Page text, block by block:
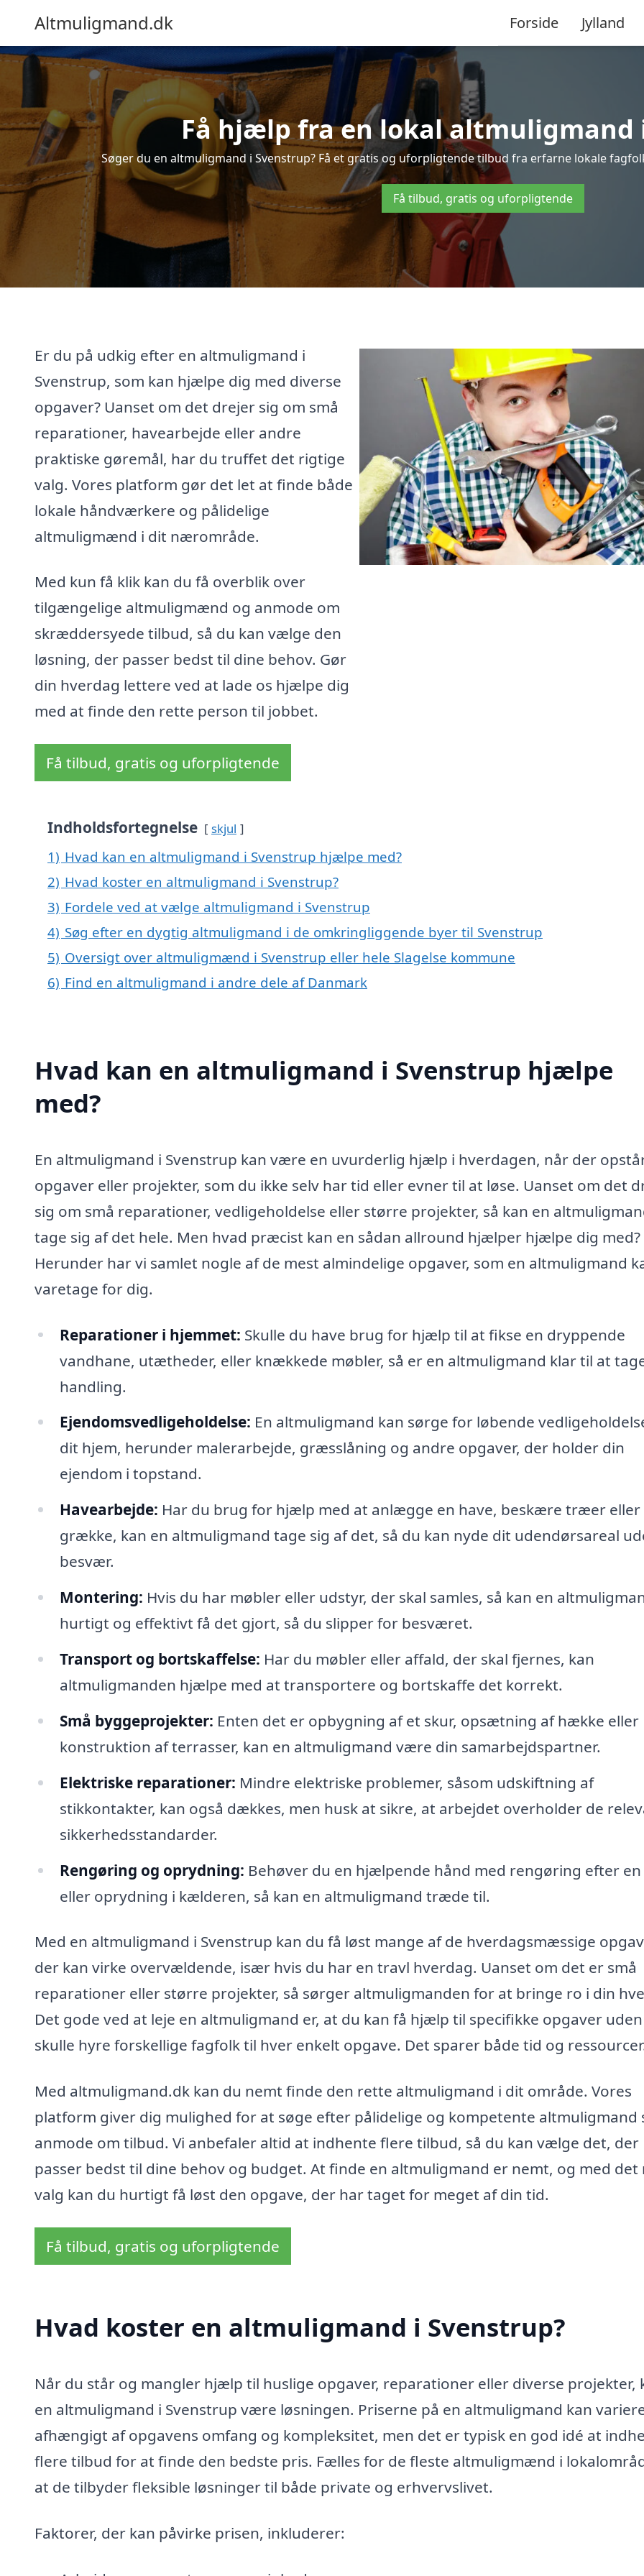
Altmuligmand.dk Forside Jylland
Få hjælp fra en lokal altmuligmand
Søger du en altmuligmand i Svenstrup? Få et gratis og uforpligtende tilbud fra erfarne lokale
Få tilbud, gratis og uforpligtende
Er du på udkig efter en altmuligmand i
Svenstrup, som kan hjælpe dig med diverse
opgaver? Uanset om det drejer sig om små
reparationer, havearbejde eller andre
praktiske gøremål, har du truffet det rigtige
valg. Vores platform gør det let at finde både
lokale håndværkere og pålidelige
altmuligmænd i dit nærområde.
Med kun få klik kan du få overblik over
tilgængelige altmuligmænd og anmode om
skræddersyede tilbud, så du kan vælge den
løsning, der passer bedst til dine behov. Gør
din hverdag lettere ved at lade os hjælpe dig
med at finde den rette person til jobbet.
Få tilbud, gratis og uforpligtende
Indholdsfortegnelse skjul
1) Hvad kan en altmuligmand i Svenstrup hjælpe med?
2) Hvad koster en altmuligmand i Svenstrup?
3) Fordele ved at vælge altmuligmand i Svenstrup
4) Søg efter en dygtig altmuligmand i de omkringliggende byer til Svenstrup
5) Oversigt over altmuligmænd i Svenstrup eller hele Slagelse kommune
6) Find en altmuligmand i andre dele af Danmark
Hvad kan en altmuligmand i Svenstrup hjælpe
med?
En altmuligmand i Svenstrup kan være en uvurderlig hjælp i hverdagen, når der
opgaver eller projekter, som du ikke selv har tid eller evner til at løse. Uanset om det
sig om små reparationer, vedligeholdelse eller større projekter, så kan en
tage sig af det hele. Men hvad præcist kan en sådan allround hjælper hjælpe dig med?
Herunder har vi samlet nogle af de mest almindelige opgaver, som en altmuligmand
varetage for dig.
Reparationer i hjemmet: Skulle du have brug for hjælp til at fikse en dryppende
vandhane, utætheder, eller knækkede møbler, så er en altmuligmand klar til at
handling.
Ejendomsvedligeholdelse: En altmuligmand kan sørge for løbende
dit hjem, herunder malerarbejde, græsslåning og andre opgaver, der holder din
ejendom i topstand.
Havearbejde: Har du brug for hjælp med at anlægge en have, beskære træer eller
grække, kan en altmuligmand tage sig af det, så du kan nyde dit udendørsareal
besvær.
Montering: Hvis du har møbler eller udstyr, der skal samles, så kan en
hurtigt og effektivt få det gjort, så du slipper for besværet.
Transport og bortskaffelse: Har du møbler eller affald, der skal fjernes, kan
altmuligmanden hjælpe med at transportere og bortskaffe det korrekt.
Små byggeprojekter: Enten det er opbygning af et skur, opsætning af hække eller
konstruktion af terrasser, kan en altmuligmand være din samarbejdspartner.
Elektriske reparationer: Mindre elektriske problemer, såsom udskiftning af
stikkontakter, kan også dækkes, men husk at sikre, at arbejdet overholder de
sikkerhedsstandarder.
Rengøring og oprydning: Behøver du en hjælpende hånd med rengøring efter en
eller oprydning i kælderen, så kan en altmuligmand træde til.
Med en altmuligmand i Svenstrup kan du få løst mange af de hverdagsmæssige
der kan virke overvældende, især hvis du har en travl hverdag. Uanset om det er små
reparationer eller større projekter, så sørger altmuligmanden for at bringe ro i din
Det gode ved at leje en altmuligmand er, at du kan få hjælp til specifikke opgaver
skulle hyre forskellige fagfolk til hver enkelt opgave. Det sparer både tid og
Med altmuligmand.dk kan du nemt finde den rette altmuligmand i dit område. Vores
platform giver dig mulighed for at søge efter pålidelige og kompetente altmuligmand
anmode om tilbud. Vi anbefaler altid at indhente flere tilbud, så du kan vælge det, der
passer bedst til dine behov og budget. At finde en altmuligmand er nemt, og med det
valg kan du hurtigt få løst den opgave, der har taget for meget af din tid.
Få tilbud, gratis og uforpligtende
Hvad koster en altmuligmand i Svenstrup?
Når du står og mangler hjælp til huslige opgaver, reparationer eller diverse projekter,
en altmuligmand i Svenstrup være løsningen. Priserne på en altmuligmand kan
afhængigt af opgavens omfang og kompleksitet, men det er typisk en god idé at
flere tilbud for at finde den bedste pris. Fælles for de fleste altmuligmænd i
at de tilbyder fleksible løsninger til både private og erhvervslivet.
Faktorer, der kan påvirke prisen, inkluderer: